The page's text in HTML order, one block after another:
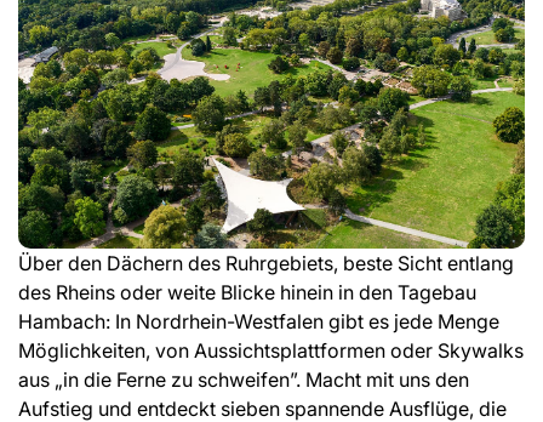
Über den Dächern des Ruhrgebiets, beste Sicht entlang
des Rheins oder weite Blicke hinein in den Tagebau
Hambach: In Nordrhein-Westfalen gibt es jede Menge
Möglichkeiten, von Aussichtsplattformen oder Skywalks
aus „in die Ferne zu schweifen”. Macht mit uns den
Aufstieg und entdeckt sieben spannende Ausflüge, die